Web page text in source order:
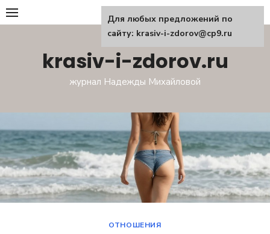
Перейти
к
krasiv-i-zdorov.ru
журнал Надежды Михайловой
ОТНОШЕНИЯ
Для любых предложений по
сайту: krasiv-i-zdorov@cp9.ru